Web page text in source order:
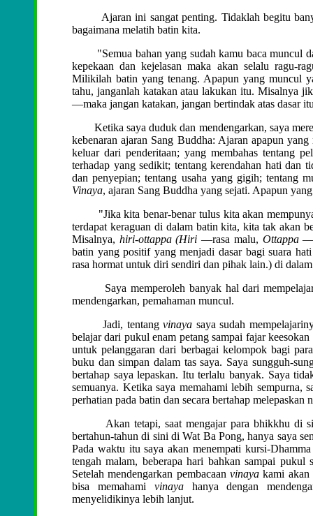
Ajaran ini sangat penting. Tidaklah begitu
bagaimana melatih batin kita.
"Semua bahan yang sudah kamu baca muncul
kepekaan dan kejelasan maka akan selalu ragu-
Milikilah batin yang tenang. Apapun yang muncul
tahu, janganlah katakan atau lakukan itu. Misalnya
—maka jangan katakan, jangan bertindak atas dasar
Ketika saya duduk dan mendengarkan, saya
kebenaran ajaran Sang Buddha: Ajaran apapun
keluar dari penderitaan; yang membahas tentang
terhadap yang sedikit; tentang kerendahan hati dan
dan penyepian; tentang usaha yang gigih; tentang
Vinaya, ajaran Sang Buddha yang sejati. Apapun
"Jika kita benar-benar tulus kita akan mempunyai
terdapat keraguan di dalam batin kita, kita tak akan
Misalnya, hiri-ottappa (Hiri —rasa malu, Ottappa
batin yang positif yang menjadi dasar bagi suara
rasa hormat untuk diri sendiri dan pihak lain.) di
Saya memperoleh banyak hal dari
mendengarkan, pemahaman muncul.
Jadi, tentang vinaya saya sudah
belajar dari pukul enam petang sampai fajar
untuk pelanggaran dari berbagai kelompok bagi
buku dan simpan dalam tas saya. Saya sungguh-
bertahap saya lepaskan. Itu terlalu banyak. Saya
semuanya. Ketika saya memahami lebih sempurna,
perhatian pada batin dan secara bertahap melepaskan
Akan tetapi, saat mengajar para bhikkhu di
bertahun-tahun di sini di Wat Ba Pong, hanya saya
Pada waktu itu saya akan menempati kursi-
tengah malam, beberapa hari bahkan sampai
Setelah mendengarkan pembacaan vinaya kami akan
bisa memahami vinayahanya dengan
menyelidikinya lebih lanjut.